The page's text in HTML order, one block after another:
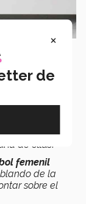
futbol
lugares en la
la cultura de
de ellas.
femenil
de la
sobre el
×
de